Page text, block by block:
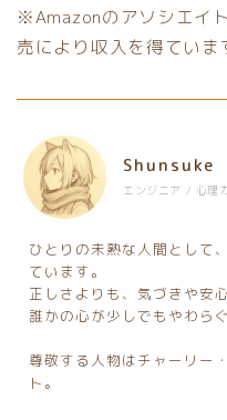
※Amazonのアソシエイ
売により収入を得ていま
Shunsuke
エンジニア / 心理
ひとりの未熟な人間として
ています。
正しさよりも、気づきや安
誰かの心が少しでもやわら
尊敬する人物はチャーリー
ト。